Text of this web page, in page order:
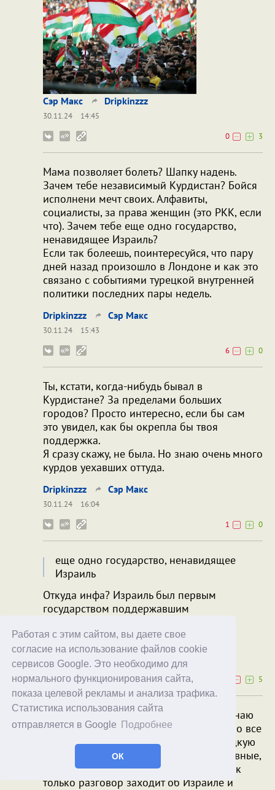
Работая с этим сайтом, вы даете свое
согласие на использование файлов cookie
сервисов Google. Это необходимо для
нормального функционирования сайта,
показа целевой рекламы и анализа трафика.
Статистика использования сайта
отправляется в Google
Подробнее
ОК
Сэр Макс Dripkinzzz
30.11.24
14:45
0
3
Мама позволяет болеть? Шапку надень.
Зачем тебе независимый Курдистан? Бойся
исполнени мечт своих. Алфавиты,
социалисты, за права женщин (это РКК, если
что). Зачем тебе еще одно государство,
ненавидящее Израиль?
Если так болеешь, поинтересуйся, что пару
дней назад произошло в Лондоне и как это
связано с событиями турецкой внутренней
политики последних пары недель.
Dripkinzzz Сэр Макс
30.11.24
15:43
6
0
Ты, кстати, когда-нибудь бывал в
Курдистане? За пределами больших
городов? Просто интересно, если бы сам
это увидел, как бы окрепла бы твоя
поддержка.
Я сразу скажу, не была. Но знаю очень много
курдов уехавших оттуда.
Dripkinzzz Сэр Макс
30.11.24
16:04
1
0
еще одно государство, ненавидящее
Израиль
Откуда инфа? Израиль был первым
государством поддержавшим
Dripkinzzz
30.11.24
16:09
5
От курдов. Я как ни странно, неплохо знаю
(не лично, несколько опосредованно, но все
же) курдскую общину Лондона. И турецкую
тоже. Они все современные, прогрессивные,
секулярные, интернационалисты. Но как
только разговор заходит об Израиле и